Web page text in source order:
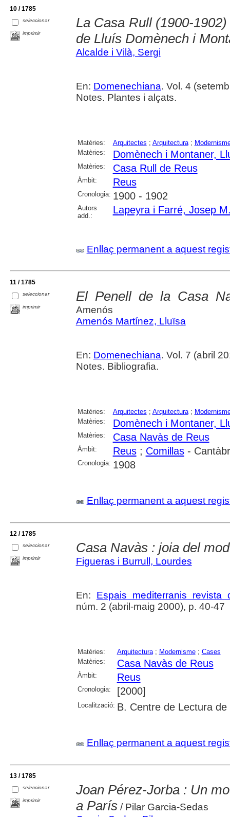
10 / 1785
seleccionar
imprimir
La Casa Rull (1900-
de Lluís Domènech i
Alcalde i Vilà, Sergi
En: Domenechiana. Vol. 4
Notes. Plantes i alçats.
Matèries: Arquitectes ; Arquitectura;
Matèries:
Domènech i Montaner,
Matèries: Casa Rull de Reus
Àmbit: Reus
Cronologia: 1900 - 1902
Autors
add.:
Lapeyra i Farré, Josep
Enllaç permanent a aquest
11 / 1785
seleccionar
imprimir
El Penell de la Casa
Amenós
Amenós Martínez, Lluïsa
En: Domenechiana. Vol. 7 (abril
Notes. Bibliografia.
Matèries: Arquitectes ; Arquitectura;
Matèries:
Domènech i Montaner,
Matèries: Casa Navàs de Reus
Àmbit: Reus; Comillas-
Cronologia: 1908
Enllaç permanent a aquest
12 / 1785
seleccionar
imprimir
Casa Navàs : joia del
Figueras i Burrull, Lourdes
En: Espais mediterranis revista
núm. 2 (abril-maig 2000), p. 40-47
Matèries: Arquitectura; Modernisme; Cases
Matèries:
Casa Navàs de Reus
Àmbit: Reus
Cronologia: [2000]
Localització: B. Centre de Lectura de
Enllaç permanent a aquest
13 / 1785
seleccionar
imprimir
Joan Pérez-Jorba : Un
a París/ Pilar Garcia-Sedas